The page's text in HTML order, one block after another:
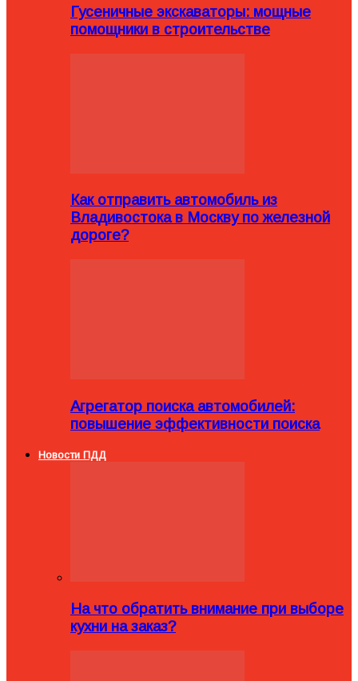
Гусеничные экскаваторы: мощные
помощники в строительстве
Как отправить автомобиль из
Владивостока в Москву по железной
дороге?
Агрегатор поиска автомобилей:
повышение эффективности поиска
Новости ПДД
На что обратить внимание при выборе
кухни на заказ?